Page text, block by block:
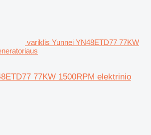
variklis Yunnei YN48ETD77 77KW
77KW 1500RPM elektrinio